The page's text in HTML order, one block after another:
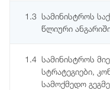
1.3 სამინისტროს
წლიური
1.4 სამინისტროს
სტრატეგიები,
სამოქმედო